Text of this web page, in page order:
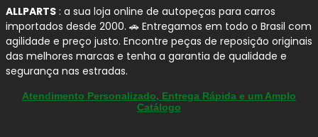
utilizando tecnologias comopressurização a gáse
válvulas calibradas com precisão, garantindoresposta
eficiente da suspensão, melhor contato com o solo e
maior durabilidade .
Por que confiamos na MONROE?
ALLPARTS : a sua loja online de autopeças para carros
importados desde 2000. 🚗 Entregamos em todo o Brasil com
agilidade e preço justo. Encontre peças de reposição originais
das melhores marcas e tenha a garantia de qualidade e
segurança nas estradas.
Atendimento Personalizado, Entrega Rápida e um Amplo
Catálogo